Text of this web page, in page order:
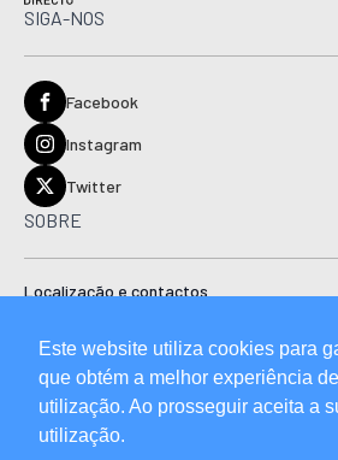
SIGA-NOS
Facebook
Instagram
Twitter
SOBRE
Localização e contactos
Ficha técnica
Manual de boas práticas editoriais e
Este website utiliza cookies para
que obtém a melhor experiência de
utilização. Ao prosseguir aceita a
utilização.